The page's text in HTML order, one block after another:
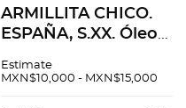
ARMILLITA CHICO.
ESPAÑA, S.XX. Óleo
"C Ruano Llopis".
Estimate
MXN$10,000 - MXN$15,000